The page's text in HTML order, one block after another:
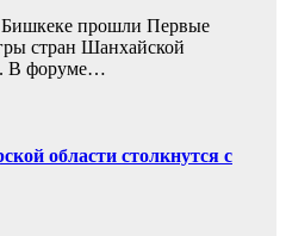
Бишкеке прошли Первые
стран Шанхайской
В форуме…
области столкнутся с